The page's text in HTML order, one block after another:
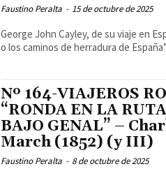
Faustino Peralta - 15 de octubre de 2025
George John Cayley, de su viaje en
o los caminos de herradura de
Nº 164-VIAJEROS
“RONDA EN LA
BAJO GENAL” –
March (1852) (y III)
Faustino Peralta - 8 de octubre de 2025